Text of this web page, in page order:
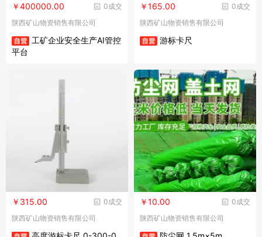
0成交
￥400000.00
陕西矿山物资销售有限公司
工矿企业安全生产AI管控
平台
0成交
￥165.00
陕西矿山物资销售有限公司
游标卡尺
0成交
￥315.00
陕西矿山物资销售有限公司
0成交
￥10.00
陕西矿山物资销售有限公司